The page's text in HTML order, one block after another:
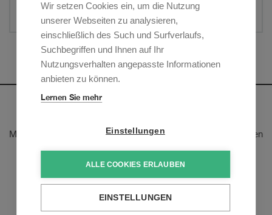
Teilen
Melden Sie sich an, um unsere E-Mail-Updates zu den neusten
Jetzt anmelden
Wir setzen Cookies ein, um die Nutzung
unserer Webseiten zu analysieren,
einschließlich des Such und Surfverlaufs,
Suchbegriffen und Ihnen auf Ihr
Nutzungsverhalten angepasste Informationen
anbieten zu können.
Lernen Sie mehr
Einstellungen
ALLE COOKIES ERLAUBEN
EINSTELLUNGEN